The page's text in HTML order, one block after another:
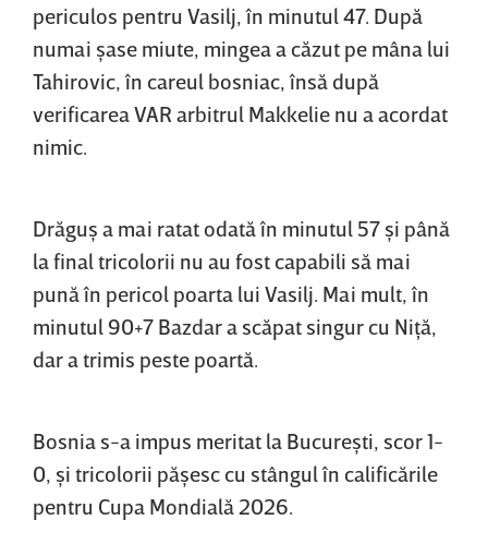
periculos pentru Vasilj, în minutul 47. După
numai şase miute, mingea a căzut pe mâna lui
Tahirovic, în careul bosniac, însă după
verificarea VAR arbitrul Makkelie nu a acordat
nimic.
Drăguş a mai ratat odată în minutul 57 şi până
la final tricolorii nu au fost capabili să mai
pună în pericol poarta lui Vasilj. Mai mult, în
minutul 90+7 Bazdar a scăpat singur cu Niţă,
dar a trimis peste poartă.
Bosnia s-a impus meritat la Bucureşti, scor 1-
0, şi tricolorii păşesc cu stângul în calificările
pentru Cupa Mondială 2026.